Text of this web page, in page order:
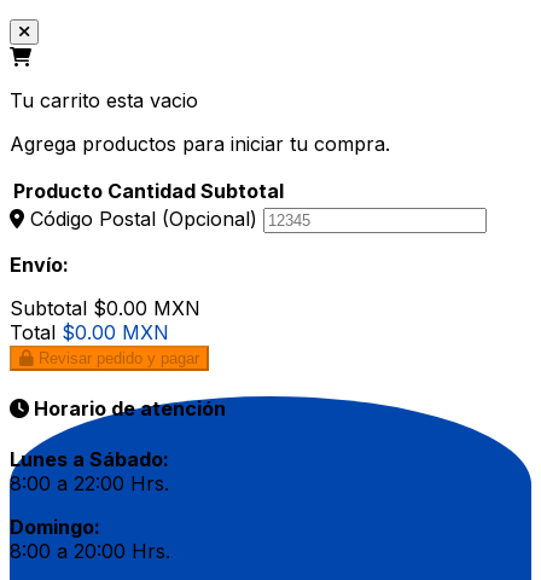
Tu carrito esta vacio
Agrega productos para iniciar tu compra.
Producto Cantidad Subtotal
Código Postal (Opcional)
Envío:
Subtotal $0.00 MXN
Total $0.00 MXN
Revisar pedido y pagar
Horario de atención
Lunes a Sábado:
8:00 a 22:00 Hrs.
Domingo:
8:00 a 20:00 Hrs.